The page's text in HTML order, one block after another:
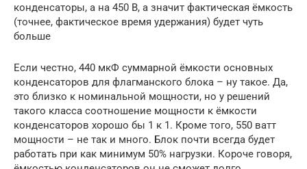
конденсаторы, а на 450 В, а значит фактическая ёмкость
(точнее, фактическое время удержания) будет чуть
больше
Если честно, 440 мкФ суммарной ёмкости основных
конденсаторов для флагманского блока – ну такое. Да,
это близко к номинальной мощности, но у решений
такого класса соотношение мощности к ёмкости
конденсаторов хорошо бы 1 к 1. Кроме того, 550 ватт
мощности – не так и много. Блок почти всегда будет
работать при как минимум 50% нагрузки. Короче говоря,